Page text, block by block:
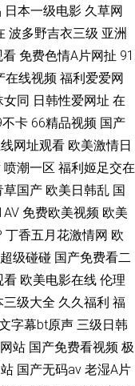
日本一级电影 久草网
波多野吉衣三级 亚洲
看 免费色情A片网扯 91
在线视频 福利爱爱网
女同 日韩性爱网址 在
卡 66精品视频 国产
网址观看 欧美激情日
喷潮一区 福利姬足交在
草国产 欧美日韩乱 国
免费欧美视频 欧美
丁香五月花激情网 欧
级碰碰 国产免费看二
看 欧美电影在线 伦理
三级大全 久久福利 福
字幕bt原声 三级日韩
站 国产免费看视频 极
国产无码av 老湿A片